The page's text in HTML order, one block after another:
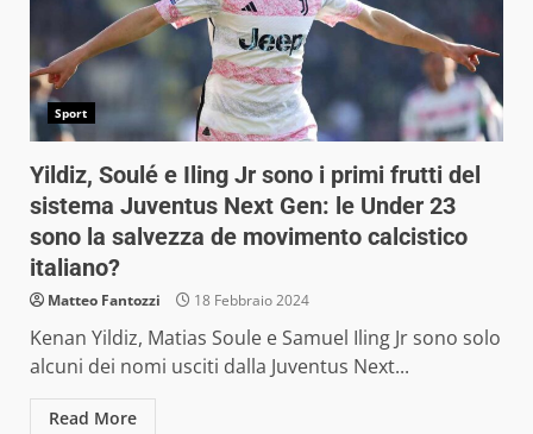
Sport
Yildiz, Soulé e Iling Jr sono i primi frutti del
sistema Juventus Next Gen: le Under 23
sono la salvezza de movimento calcistico
italiano?
Matteo Fantozzi 18 Febbraio 2024
Kenan Yildiz, Matias Soule e Samuel Iling Jr sono solo
alcuni dei nomi usciti dalla Juventus Next...
Read More